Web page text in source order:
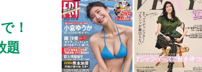
！
題